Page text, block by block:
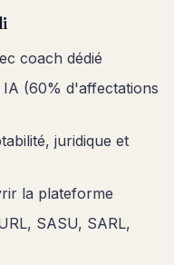
coach dédié
(60% d'affectations
juridique et
la plateforme
SASU, SARL,